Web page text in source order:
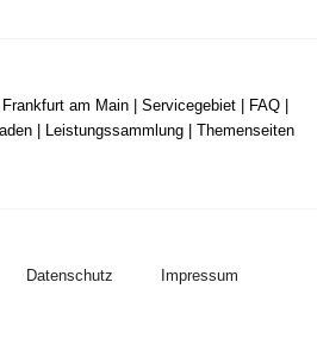
am Main Servicegebiet FAQ
Leistungssammlung Themenseiten
Datenschutz Impressum